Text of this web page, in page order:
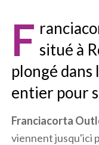
F situé à
plongé dans
entier pour
Franciacorta
viennent jusqu'ici